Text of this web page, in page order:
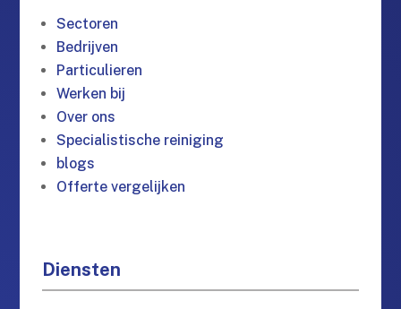
Sectoren
Bedrijven
Particulieren
Werken bij
Over ons
Specialistische reiniging
blogs
Offerte vergelijken
Diensten